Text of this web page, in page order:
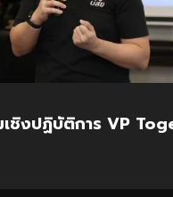
EXIM BANK รับโล่ปร